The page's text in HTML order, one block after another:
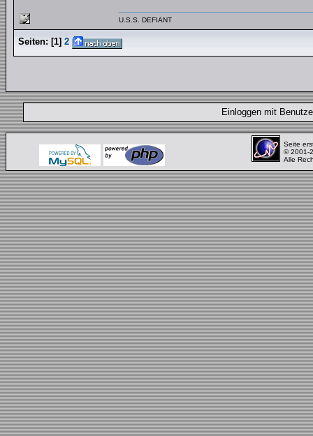
U.S.S. DEFIANT
Seiten: [1] 2
Einloggen mit
Seite
© 2001-
Alle